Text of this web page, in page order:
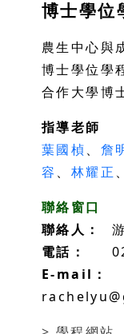
博士學位
農生中心與
博士學位學
合作大學博
指導老師
葉國楨、 詹
容 、 林耀正 、
聯絡窗口
聯絡人：
電話：
E-mail：